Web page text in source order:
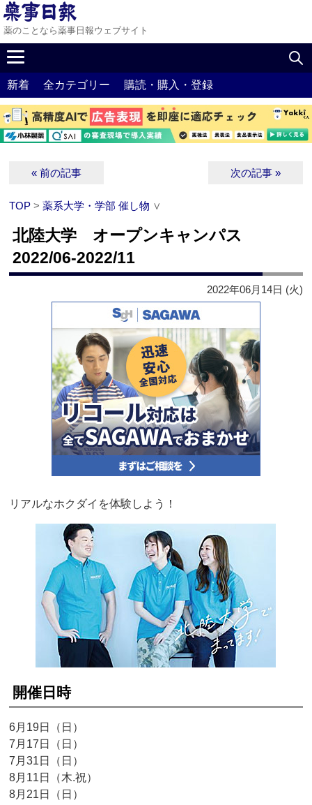
薬のことなら薬事日報ウェブサイト
新着 全カテゴリー 購読・購入・登録
« 前の記事 次の記事 »
TOP >薬系大学・学部 催し物 ∨
北陸大学 オープンキャンパス
2022/06-2022/11
2022年06月14日 (火)
リアルなホクダイを体験しよう！
開催日時
6月19日（日）
7月17日（日）
7月31日（日）
8月11日（木.祝）
8月21日（日）